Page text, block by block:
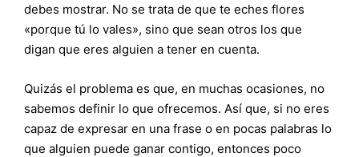
debes mostrar. No se trata de que te eches flores
«porque tú lo vales», sino que sean otros los que
digan que eres alguien a tener en cuenta.
Quizás el problema es que, en muchas ocasiones, no
sabemos definir lo que ofrecemos. Así que, si no eres
capaz de expresar en una frase o en pocas palabras lo
que alguien puede ganar contigo, entonces poco